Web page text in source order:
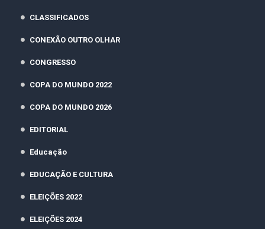
CLASSIFICADOS
CONEXÃO OUTRO OLHAR
CONGRESSO
COPA DO MUNDO 2022
COPA DO MUNDO 2026
EDITORIAL
Educação
EDUCAÇÃO E CULTURA
ELEIÇÕES 2022
ELEIÇÕES 2024